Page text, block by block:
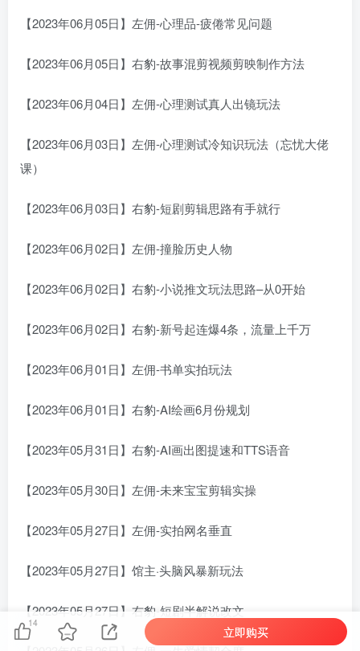
【2023年06月05日】左佣-心理品-疲倦常见问题
【2023年06月05日】右豹-故事混剪视频剪映制作方法
【2023年06月04日】左佣-心理测试真人出镜玩法
【2023年06月03日】左佣-心理测试冷知识玩法（忘忧大佬
课）
【2023年06月03日】右豹-短剧剪辑思路有手就行
【2023年06月02日】左佣-撞脸历史人物
【2023年06月02日】右豹-小说推文玩法思路–从0开始
【2023年06月02日】右豹-新号起连爆4条，流量上千万
【2023年06月01日】左佣-书单实拍玩法
【2023年06月01日】右豹-AI绘画6月份规划
【2023年05月31日】右豹-AI画出图提速和TTS语音
【2023年05月30日】左佣-未来宝宝剪辑实操
【2023年05月27日】左佣-实拍网名垂直
【2023年05月27日】馆主·头脑风暴新玩法
【2023年05月27日】右豹-短剧半解说改文
14
立即购买